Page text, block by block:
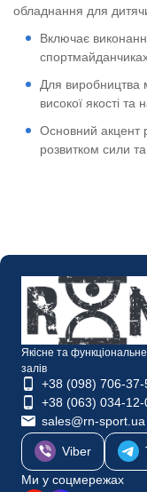
обладнання для
Включає
Для виробництва
високої якості та
Основний акцент
розвитком сили та
Якісне та
залів
+38 (098) 706-37-
+38 (063) 034-12-
sales@rn-sport.ua
Viber
Ми у соцмережах